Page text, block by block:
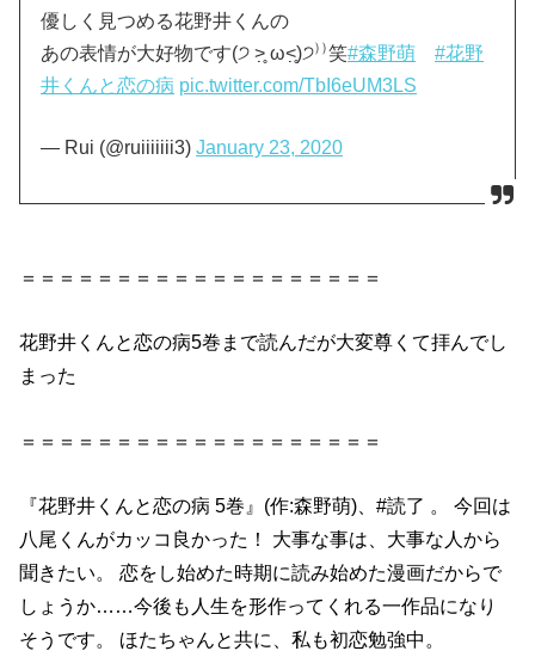
優しく見つめる花野井くんの
あの表情が大好物です(੭ ˃̣̣̥ ω˂̣̣̥)੭⁾⁾笑#森野萌
#花野
井くんと恋の病 pic.twitter.com/TbI6eUM3LS
— Rui (@ruiiiiiii3)January 23, 2020
＝＝＝＝＝＝＝＝＝＝＝＝＝＝＝＝＝＝＝
花野井 くんと恋の病5巻 まで読んだが大変尊くて拝んでし
まった
＝＝＝＝＝＝＝＝＝＝＝＝＝＝＝＝＝＝＝
『花野井 くんと恋の病 5巻 』(作:森野萌)、#読了 。 今回は
八尾 くんがカッコ良かった！ 大事な事は、大事な人から
聞きたい。恋をし始めた時期に読み始めた漫画だからで
しょうか……今後も人生を形作ってくれる一作品になり
そうです。 ほたちゃんと共に、私も初恋勉強中。